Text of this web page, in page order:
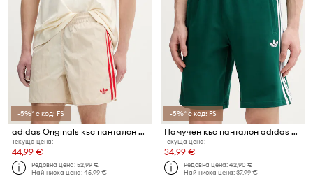
-5%* с код: FS
adidas Originals къс панталон мъжки
Текуща цена:
44,99 €
Редовна цена:52,99 €
Най-ниска цена:45,99 €
-5%* с код: FS
Памучен къс панталон adidas Originals
Текуща цена:
34,99 €
Редовна цена:42,90 €
Най-ниска цена:37,99 €